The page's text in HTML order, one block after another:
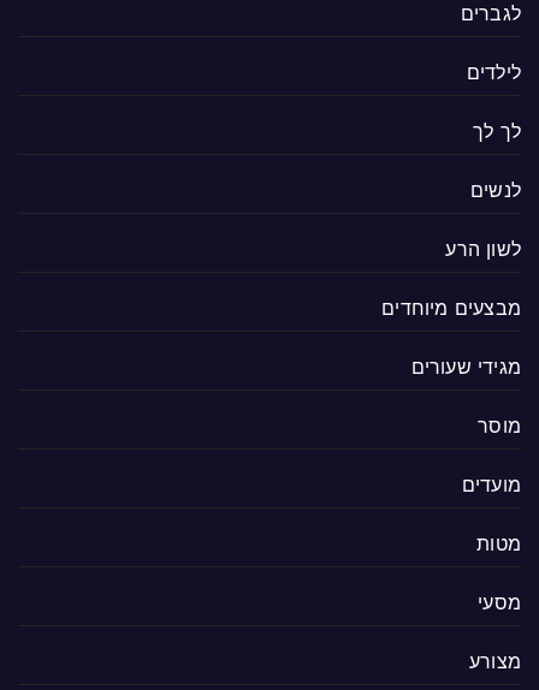
לגברים
לילדים
לך לך
לנשים
לשון הרע
מבצעים מיוחדים
מגידי שעורים
מוסר
מועדים
מטות
מסעי
מצורע